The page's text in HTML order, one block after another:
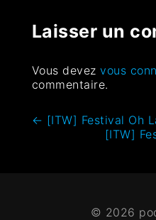
Laisser un
Vous devezvous
commentaire.
← [ITW] Festival Oh
[ITW]
© 2026